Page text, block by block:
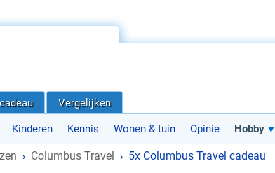
Kinderen Kennis Wonen & tuin Opinie Hobby
Vergelijken
› Columbus Travel › 5x Columbus Travel cadeau